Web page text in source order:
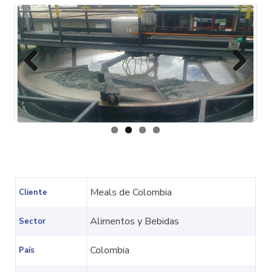
Previ
ous
Next
Cliente Meals de Colombia
Sector Alimentos y Bebidas
País Colombia